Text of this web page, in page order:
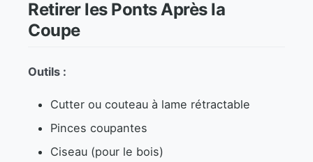
Retirer les Ponts Après la
Coupe
Outils :
Cutter ou couteau à lame rétractable
Pinces coupantes
Ciseau (pour le bois)